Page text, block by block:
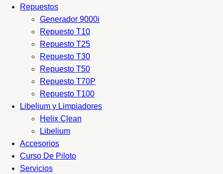
Repuestos
Generador 9000i
Repuesto T10
Repuesto T25
Repuesto T30
Repuesto T50
Repuesto T70P
Repuesto T100
Libelium y Limpiadores
Helix Clean
Libelium
Accesorios
Curso De Piloto
Servicios